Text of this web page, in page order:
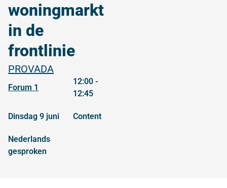
woningmarkt
in de
frontlinie
PROVADA
Forum 1
12:00 -
12:45
dinsdag 9 juni content
Nederlands
gesproken